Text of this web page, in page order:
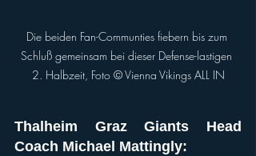
Die beiden Fan-Communties fiebern bis zum
Schluß gemeinsam bei dieser Defense-lastigen
2. Halbzeit, Foto © Vienna Vikings ALL IN
Thalheim Graz Giants Head
Coach Michael Mattingly: